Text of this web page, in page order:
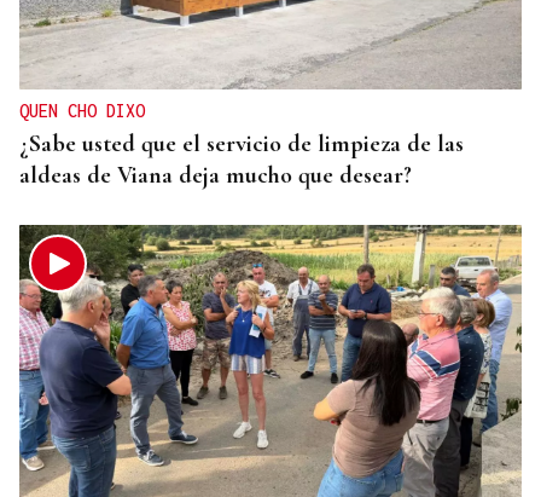
QUEN CHO DIXO
¿Sabe usted que el servicio de limpieza de las
aldeas de Viana deja mucho que desear?